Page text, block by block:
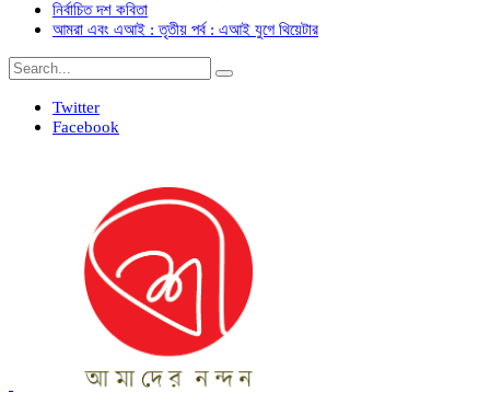
নির্বাচিত দশ কবিতা
আমরা এবং এআই : তৃতীয় পর্ব : এআই যুগে থিয়েটার
Twitter
Facebook